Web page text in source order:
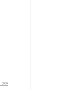
>>